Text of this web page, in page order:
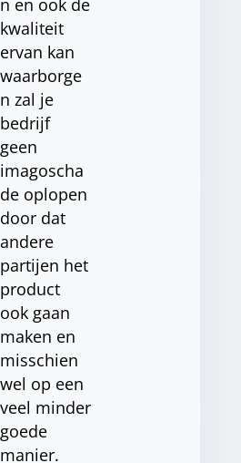
n en ook de
kwaliteit
ervan kan
waarborge
n zal je
bedrijf
geen
imagoscha
de oplopen
door dat
andere
partijen het
product
ook gaan
maken en
misschien
wel op een
veel minder
goede
manier.